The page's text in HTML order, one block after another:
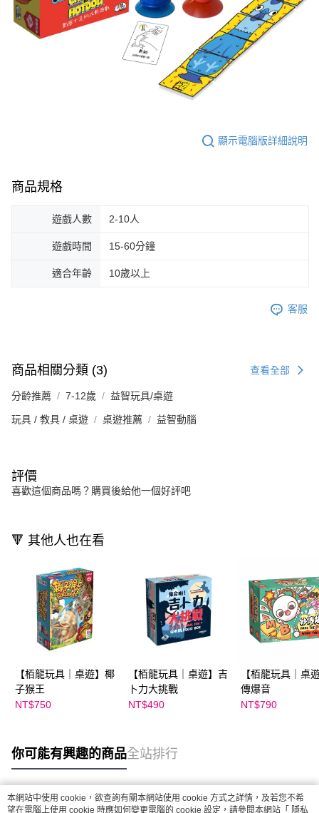
顯示電腦版詳細說明
商品規格
遊戲人數 2-10人
遊戲時間 15-60分鐘
適合年齡 10歲以上
客服
商品相關分類 (3) 查看全部
分齡推薦 7-12歲 益智玩具/桌遊
玩具 / 教具 / 桌遊 桌遊推薦 益智動腦
評價
喜歡這個商品嗎？購買後給他一個好評吧
🔻 其他人也在看
【栢龍玩具｜桌遊】椰
子猴王
NT$750
【栢龍玩具｜桌遊】吉
卜力大挑戰
NT$490
【栢龍玩具｜桌
傳爆音
NT$790
你可能有興趣的商品全站排行
熱門標籤
本網站中使用 cookie，欲查詢有關本網站使用 cookie 方式之詳情，及若您不希
望在電腦上使用 cookie 時應如何變更電腦的 cookie 設定，請參閱本網站「 隱私